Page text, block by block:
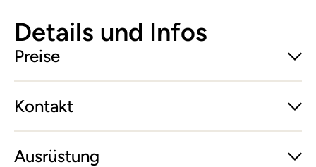
Details und Infos
Preise
Kontakt
Ausrüstung